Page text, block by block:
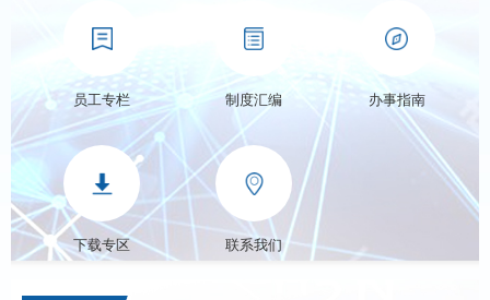
员工专栏 制度汇编 办事指南
下载专区 联系我们